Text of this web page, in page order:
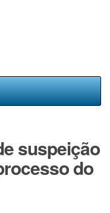
suspeição
do